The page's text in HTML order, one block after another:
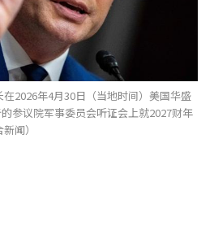
2026年4月30日（当地时间）美国华盛
参议院军事委员会听证会上就2027财年
闻）